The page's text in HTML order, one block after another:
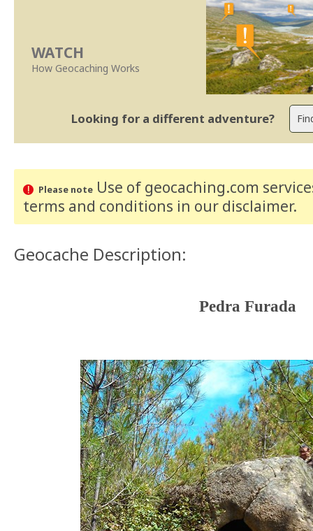
WATCH
How Geocaching Works
Looking for a different adventure?
Please noteUse of geocaching.com
terms and conditions in our disclaimer.
Geocache Description:
Pedra Furada